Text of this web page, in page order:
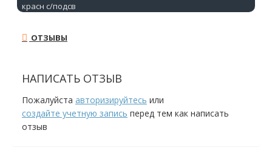
красн с/подсв
ОТЗЫВЫ
НАПИСАТЬ ОТЗЫВ
Пожалуйста авторизируйтесь или
создайте учетную запись перед тем как написать
отзыв